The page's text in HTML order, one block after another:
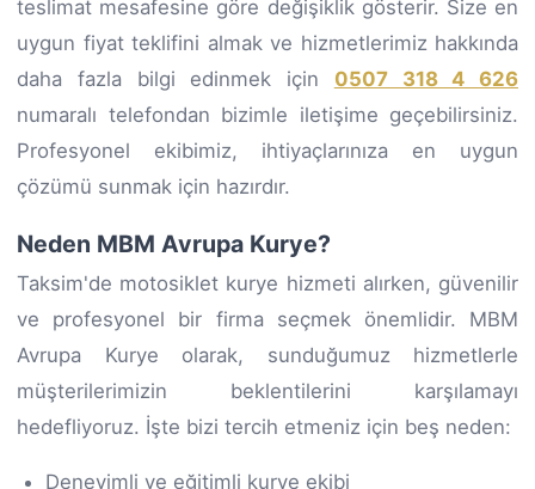
teslimat mesafesine göre değişiklik gösterir. Size en
uygun fiyat teklifini almak ve hizmetlerimiz hakkında
daha fazla bilgi edinmek için 0507 318 4 626
numaralı telefondan bizimle iletişime geçebilirsiniz.
Profesyonel ekibimiz, ihtiyaçlarınıza en uygun
çözümü sunmak için hazırdır.
Neden MBM Avrupa Kurye?
Taksim'de motosiklet kurye hizmeti alırken, güvenilir
ve profesyonel bir firma seçmek önemlidir. MBM
Avrupa Kurye olarak, sunduğumuz hizmetlerle
müşterilerimizin beklentilerini karşılamayı
hedefliyoruz. İşte bizi tercih etmeniz için beş neden:
Deneyimli ve eğitimli kurye ekibi